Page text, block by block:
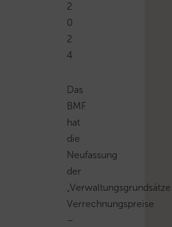
2
0
2
4
Das
BMF
hat
die
Neufassung
der
„Verwaltungsgrundsätze
Verrechnungspreise
–